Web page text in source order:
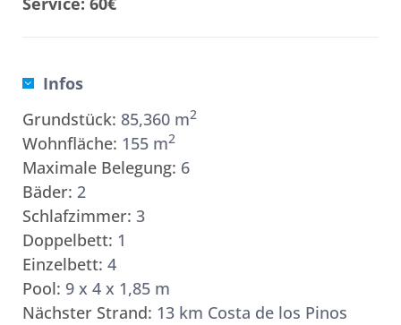
Infos
Grundstück: 85,360 m2
Schlafzimmer: 3
Bäder: 2
Wohnfläche: 155 m2
Maximale Belegung: 6
Doppelbett: 1
Einzelbett: 4
Pool: 9 x 4 x 1,85 m
Nächster Strand: 13 km Costa de los Pinos